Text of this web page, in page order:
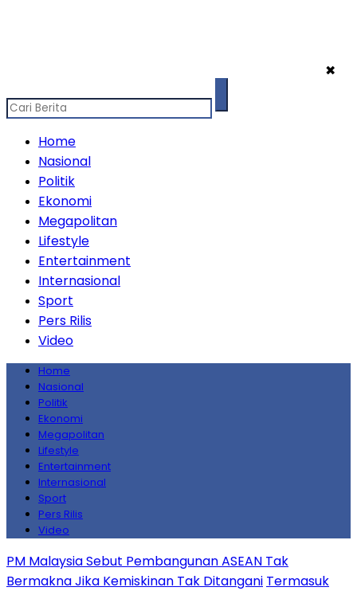
✖
Home
Nasional
Politik
Ekonomi
Megapolitan
Lifestyle
Entertainment
Internasional
Sport
Pers Rilis
Video
Home
Nasional
Politik
Ekonomi
Megapolitan
Lifestyle
Entertainment
Internasional
Sport
Pers Rilis
Video
PM Malaysia Sebut Pembangunan ASEAN Tak
Bermakna Jika Kemiskinan Tak Ditangani Termasuk